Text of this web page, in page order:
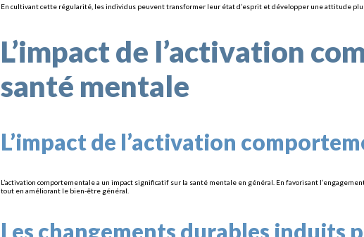
En cultivant cette régularité, les individus peuvent transformer leur état d’esprit et développer une attitude
L’impact de l’activation
santé mentale
L’impact de l’activation
L’activation comportementale a un impact significatif sur la santé mentale en général. En favorisant
tout en améliorant le bien-être général.
Les changements durables induits